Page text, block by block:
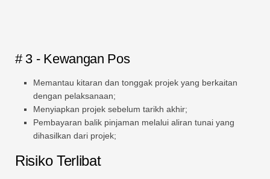
# 3 - Kewangan Pos
Memantau kitaran dan tonggak projek yang berkaitan
dengan pelaksanaan;
Menyiapkan projek sebelum tarikh akhir;
Pembayaran balik pinjaman melalui aliran tunai yang
dihasilkan dari projek;
Risiko Terlibat